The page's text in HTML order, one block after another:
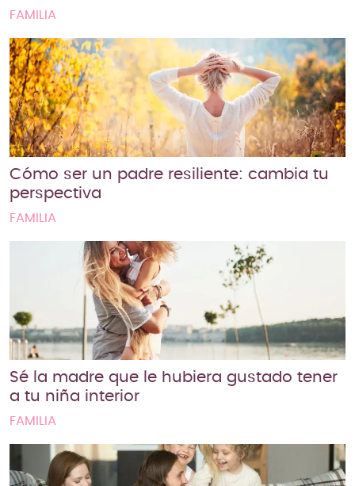
FAMILIA
Cómo ser un padre resiliente: cambia tu
perspectiva
FAMILIA
Sé la madre que le hubiera gustado tener
a tu niña interior
FAMILIA